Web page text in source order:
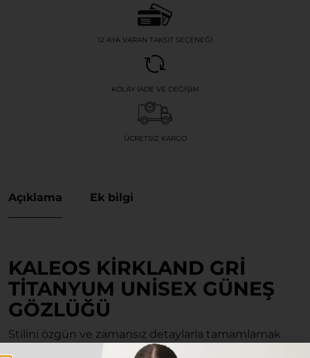
12 AYA VARAN TAKSIT SEÇENEĞI
KOLAY İADE VE DEĞIŞIM
ÜCRETSIZ KARGO
Açıklama Ek bilgi
KALEOS KIRKLAND GRI
TITANYUM UNISEX GÜNEŞ
GÖZLÜĞÜ
Stilini özgün ve zamansız detaylarla tamamlamak
isteyen herkes için tasarlanan bu özel model, hem